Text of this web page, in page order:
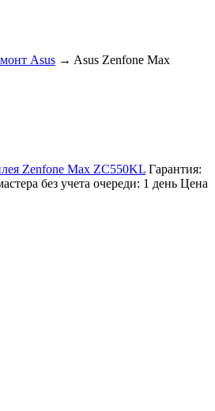
Asus → Asus Zenfone Max
Zenfone Max ZC550KL Гарантия:
без учета очереди: 1 день Цена